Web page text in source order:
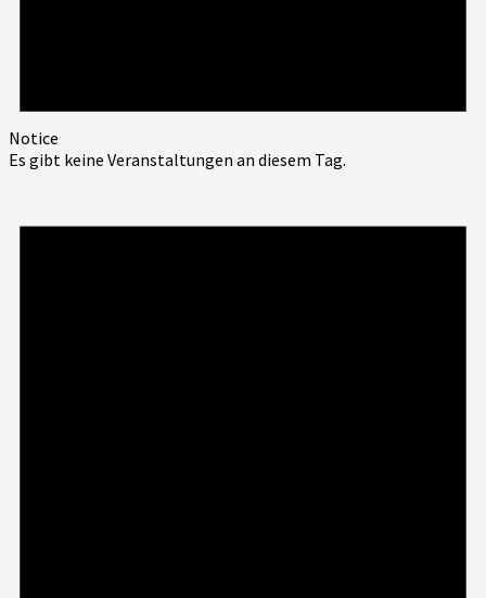
Notice
Es gibt keine Veranstaltungen an diesem Tag.